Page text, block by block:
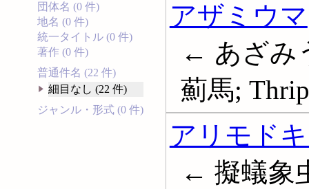
団体名 (0 件)
地名 (0 件)
統一タイトル (0 件)
著作 (0 件)
普通件名 (22 件)
細目なし (22 件)
ジャンル・形式 (0 件)
アザミウマ
← あざみ
薊馬;
アリモド
← 擬蟻象